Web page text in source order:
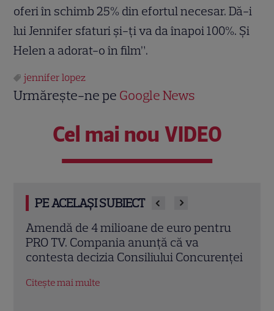
oferi în schimb 25% din efortul necesar. Dă-i
lui Jennifer sfaturi şi-ţi va da înapoi 100%. Şi
Helen a adorat-o în film”.
jennifer lopez
Urmărește-ne pe Google News
Cel mai nou VIDEO
PE ACELAȘI SUBIECT
„Vara iubirii” continuă la DIVA! Filme
romantice în premieră și povești de
dragoste de văzut în august
Citește mai multe